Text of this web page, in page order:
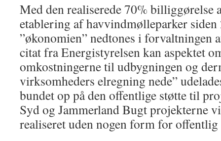
Med den realiserede 70% billiggørelse
etablering af havvindmølleparker
”økonomien” nedtones i forvaltningen
citat fra Energistyrelsen kan aspektet
omkostningerne til udbygningen og
virksomheders elregning nede”
bundet op på den offentlige støtte til
Syd og Jammerland Bugt projekterne
realiseret uden nogen form for offentlig